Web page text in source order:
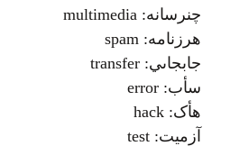
چنرسانه: multimedia
هرزنامه: spam
جابجاىي: transfer
سأب: error
هأک: hack
آزميت: test